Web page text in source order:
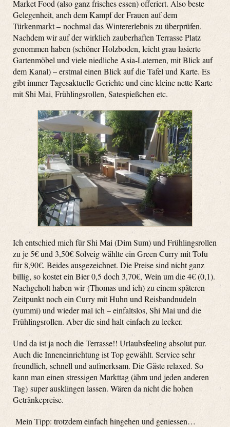
Market Food (also ganz frisches essen) offeriert. Also beste
Gelegenheit, anch dem Kampf der Frauen auf dem
Türkenmarkt – nochmal das Wintererlebnis zu überprüfen.
Nachdem wir auf der wirklich zauberhaften Terrasse Platz
genommen haben (schöner Holzboden, leicht grau lasierte
Gartenmöbel und viele niedliche Asia-Laternen, mit Blick auf
dem Kanal) – erstmal einen Blick auf die Tafel und Karte. Es
gibt immer Tagesaktuelle Gerichte und eine kleine nette Karte
mit Shi Mai, Frühlingsrollen, Satespießchen etc.
Ich entschied mich für Shi Mai (Dim Sum) und Frühlingsrollen
zu je 5€ und 3,50€ Solveig wählte ein Green Curry mit Tofu
für 8,90€. Beides ausgezeichnet. Die Preise sind nicht ganz
billig, so kostet ein Bier 0,5 doch 3,70€, Wein um die 4€ (0,1).
Nachgeholt haben wir (Thomas und ich) zu einem späteren
Zeitpunkt noch ein Curry mit Huhn und Reisbandnudeln
(yummi) und wieder mal ich – einfaltslos, Shi Mai und die
Frühlingsrollen. Aber die sind halt einfach zu lecker.
Und da ist ja noch die Terrasse!! Urlaubsfeeling absolut pur.
Auch die Inneneinrichtung ist Top gewählt. Service sehr
freundlich, schnell und aufmerksam. Die Gäste relaxed. So
kann man einen stressigen Markttag (ähm und jeden anderen
Tag) super ausklingen lassen. Wären da nicht die hohen
Getränkepreise.
Mein Tipp: trotzdem einfach hingehen und geniessen…